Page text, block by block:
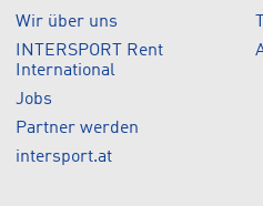
Wir über uns
INTERSPORT Rent
International
Jobs
Partner werden
intersport.at